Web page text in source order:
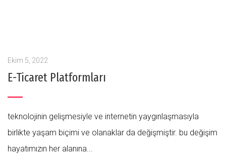
Ekim 5, 2022
E-Ticaret Platformları
teknolojinin gelişmesiyle ve internetin yaygınlaşmasıyla
birlikte yaşam biçimi ve olanaklar da değişmiştir. bu değişim
hayatımızın her alanına...